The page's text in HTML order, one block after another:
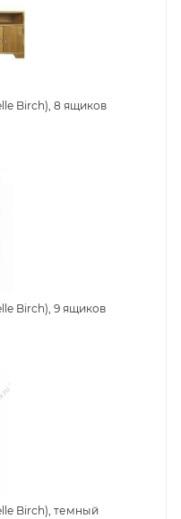
Birch), 8 ящиков
Birch), 9 ящиков
Birch), темный